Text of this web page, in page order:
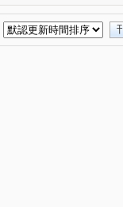
光輝路(1)
秀朗路一
明德路一段(1)